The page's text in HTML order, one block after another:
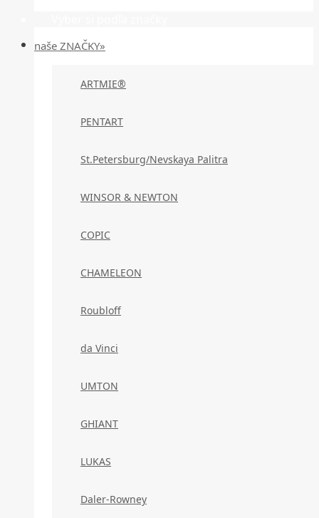
naše ZNAČKY»
ARTMIE®
PENTART
St.Petersburg/Nevskaya Palitra
WINSOR & NEWTON
COPIC
CHAMELEON
Roubloff
da Vinci
UMTON
GHIANT
LUKAS
Daler-Rowney